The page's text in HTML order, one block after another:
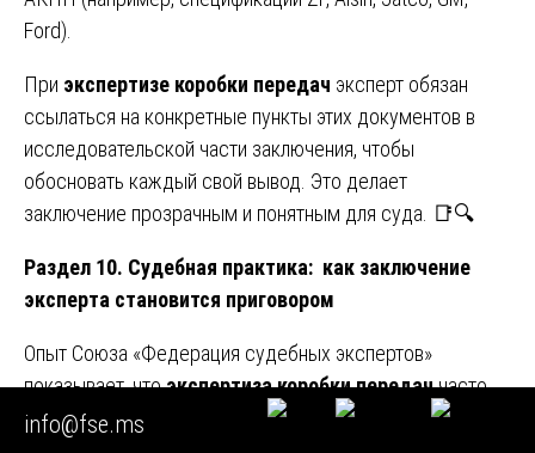
Ford).
При экспертизе коробки передач эксперт обязан
ссылаться на конкретные пункты этих документов в
исследовательской части заключения, чтобы
обосновать каждый свой вывод. Это делает
заключение прозрачным и понятным для суда. 📑🔍
Раздел 10. Судебная практика: как заключение
эксперта становится приговором
Опыт Союза «Федерация судебных экспертов»
показывает, чтоэкспертиза коробки передаччасто
становится ключевым доказательством в судебных
info@fse.ms